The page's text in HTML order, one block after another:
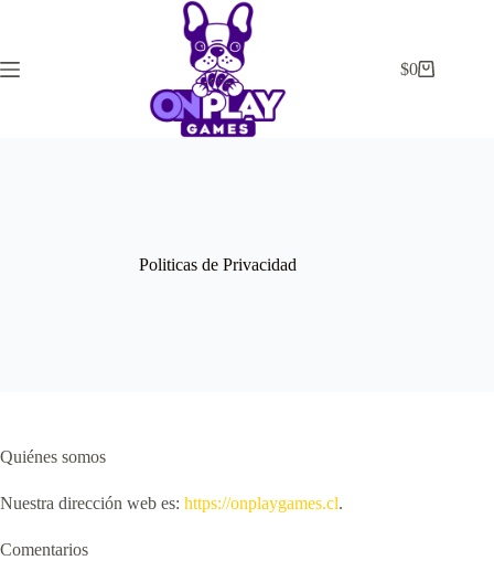
Carrito
$0
Politicas de Privacidad
Quiénes somos
Nuestra dirección web es: https://onplaygames.cl.
Comentarios